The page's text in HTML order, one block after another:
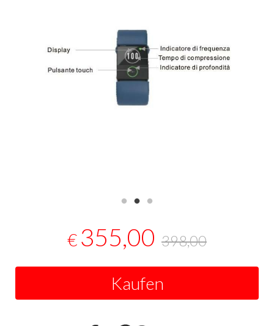
€ 355,00 398,00
Kaufen